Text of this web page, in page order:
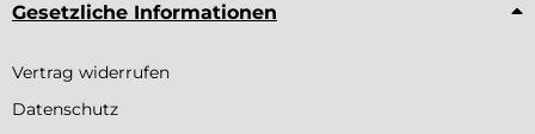
Gesetzliche Informationen
Vertrag widerrufen
Datenschutz